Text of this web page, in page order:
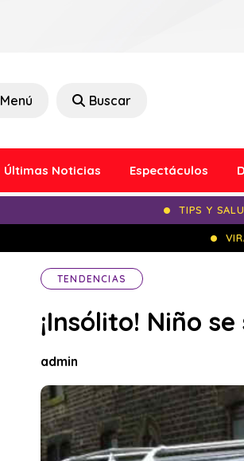
Menú Buscar
Últimas Noticias Espectáculos
TIPS Y
TENDENCIAS
¡Insólito! Niño
admin